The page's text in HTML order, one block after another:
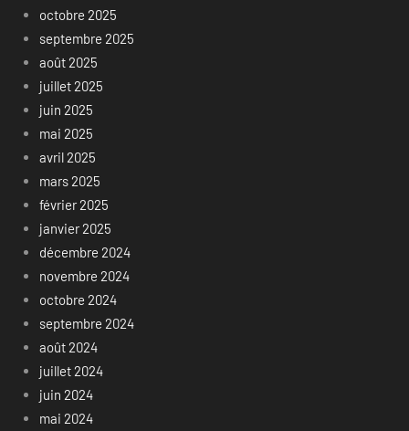
octobre 2025
septembre 2025
août 2025
juillet 2025
juin 2025
mai 2025
avril 2025
mars 2025
février 2025
janvier 2025
décembre 2024
novembre 2024
octobre 2024
septembre 2024
août 2024
juillet 2024
juin 2024
mai 2024